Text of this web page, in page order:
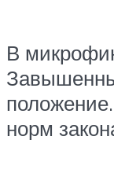
В
норм